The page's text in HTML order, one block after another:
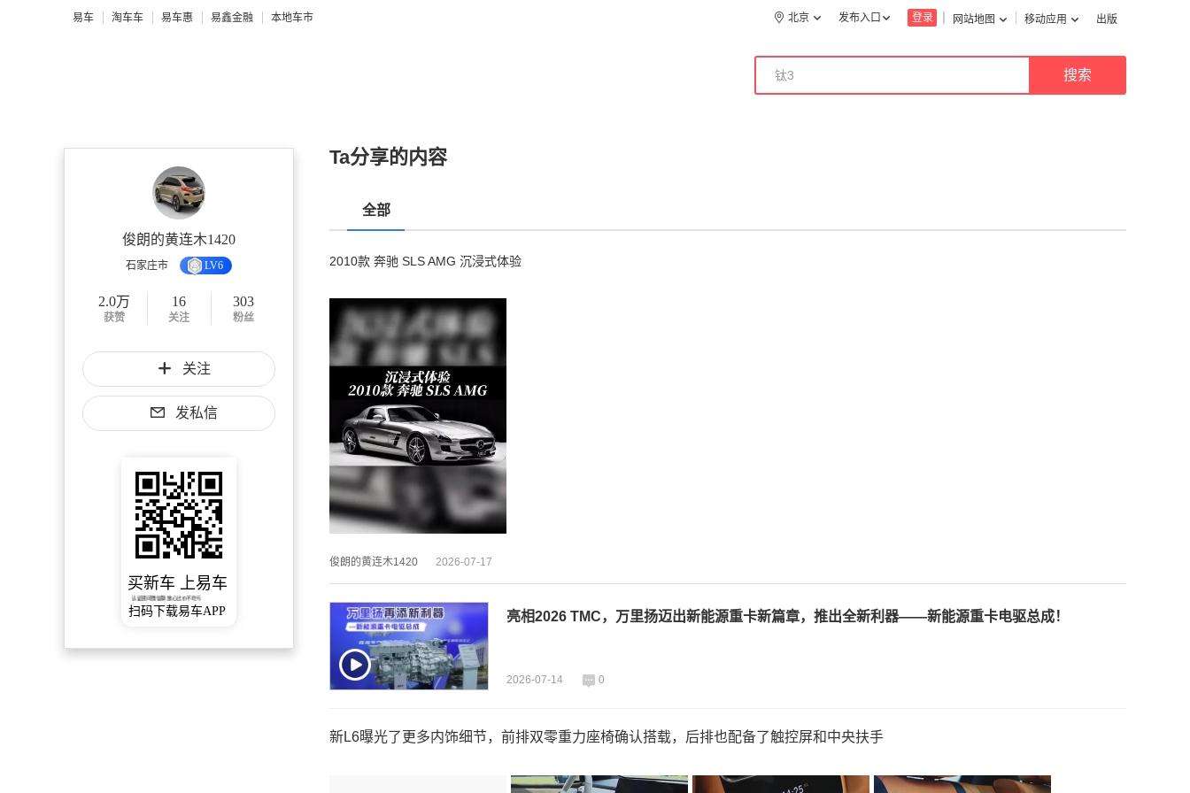
易车 淘车车 易车惠 易鑫金融 本地车市 网站地图 移动应用 出版
登录
发布入口
北京
俊朗的黄连木1420
石家庄市 LV6
2.0万
获赞
16
关注
303
粉丝
关注
发私信
买新车 上易车
认证顾问微信聊 放心比价不吃亏
扫码下载易车APP
Ta分享的内容
全部
2010款 奔驰 SLS AMG 沉浸式体验
俊朗的黄连木1420 2026-07-17
亮相2026 TMC，万里扬迈出新能源重卡新篇章，推出全新利器——新能源重卡电驱总成！
2026-07-14 0
新L6曝光了更多内饰细节，前排双零重力座椅确认搭载，后排也配备了触控屏和中央扶手